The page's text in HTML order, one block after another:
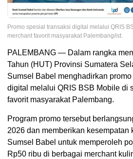
Promo spesial transaksi digital melalui QRIS
merchant favorit masyarakat Palembang/ist.
PALEMBANG — Dalam rangka
Tahun (HUT) Provinsi Sumatera
Sumsel Babel menghadirkan
digital melalui QRIS BSB Mobile di
favorit masyarakat Palembang.
Program promo tersebut
2026 dan memberikan kesempatan
Sumsel Babel untuk memperoleh
Rp50 ribu di berbagai merchant